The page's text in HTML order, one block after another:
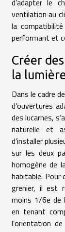
d’adapter le
ventilation au
la
performant et
Créer
la
Dans le cadre
d’ouvertures
des lucarnes,
naturelle et
d’installer
sur les deux
homogène de
habitable. Pour
grenier, il est
moins 1/6e de
en tenant
l’orientation